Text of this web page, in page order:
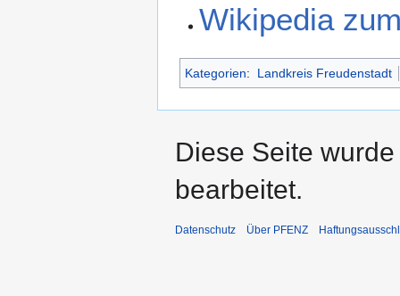
Wikipedia
Kategorien: Landkreis Freudenstadt
Diese Seite
bearbeitet.
Datenschutz Über PFENZ